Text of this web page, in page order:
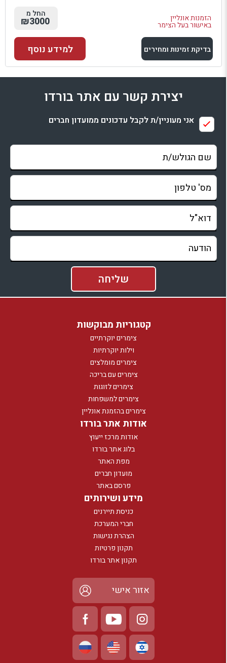
הזמנות אונליין
באישור בעל הצימר
החל מ
₪3000
בדיקת זמינות ומחירים
למתחם זה
בדיקת זמינות ומחירים
למידע נוסף
יצירת קשר עם אתר בורדו
אני מעוניין/ת לקבל עדכונים ממועדון חברים
קטגוריות מבוקשות
צימרים יוקרתיים
וילות יוקרתיות
צימרים מומלצים
צימרים עם בריכה
צימרים לזוגות
צימרים למשפחות
צימרים בהזמנת אונליין
אודות אתר בורדו
אודות מרכז ייעוץ
בלוג אתר בורדו
מפת האתר
מועדון חברים
פרסם באתר
מידע ושירותים
כניסת תיירנים
חברי המערכת
הצהרת נגישות
תקנון פרטיות
תקנון אתר בורדו
אזור אישי